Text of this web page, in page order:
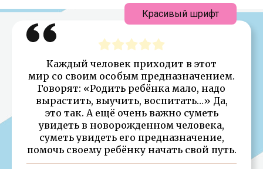
Каждый человек приходит в этот
мир со своим особым предназначением.
Говорят: «Родить ребёнка мало, надо
вырастить, выучить, воспитать…» Да,
это так. А ещё очень важно суметь
увидеть в новорожденном человека,
суметь увидеть его предназначение,
помочь своему ребёнку начать свой путь.
Красивый шрифт